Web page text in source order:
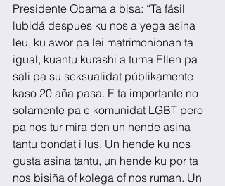
Presidente Obama a bisa: “Ta fásil
lubidá despues ku nos a yega asina
leu, ku awor pa lei matrimonionan ta
igual, kuantu kurashi a tuma Ellen pa
sali pa su seksualidat públikamente
kaso 20 aña pasa. E ta importante no
solamente pa e komunidat LGBT pero
pa nos tur mira den un hende asina
tantu bondat i lus. Un hende ku nos
gusta asina tantu, un hende ku por ta
nos bisiña of kolega of nos ruman. Un